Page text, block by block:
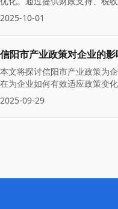
2025-10-01
信阳市产业政策对企业的
本文将探讨信阳市产业政策为
在为企业如何有效适应政策变
2025-09-29